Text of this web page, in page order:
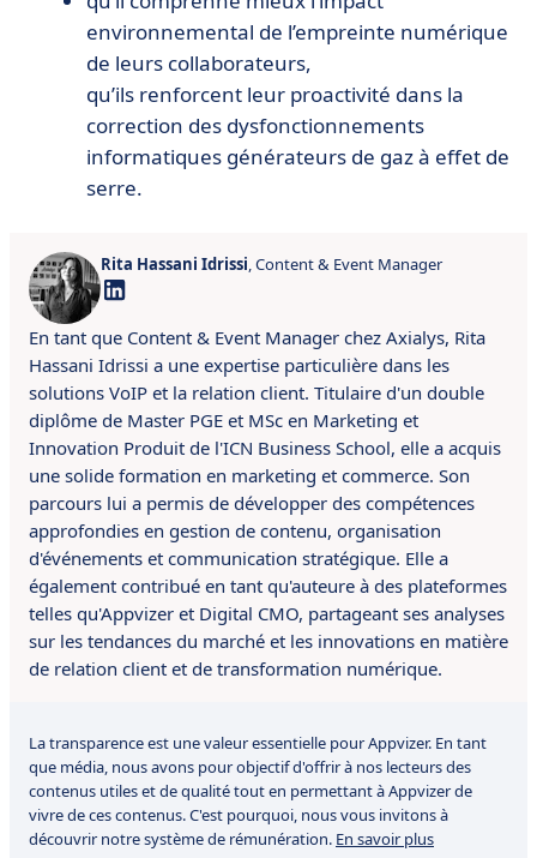
environnemental de l’empreinte numérique
de leurs collaborateurs,
qu’ils renforcent leur proactivité dans la
correction des dysfonctionnements
informatiques générateurs de gaz à effet de
serre.
Rita Hassani Idrissi, Content & Event Manager
En tant que Content & Event Manager chez Axialys, Rita
Hassani Idrissi a une expertise particulière dans les
solutions VoIP et la relation client. Titulaire d'un double
diplôme de Master PGE et MSc en Marketing et
Innovation Produit de l'ICN Business School, elle a acquis
une solide formation en marketing et commerce. Son
parcours lui a permis de développer des compétences
approfondies en gestion de contenu, organisation
d'événements et communication stratégique. Elle a
également contribué en tant qu'auteure à des plateformes
telles qu'Appvizer et Digital CMO, partageant ses analyses
sur les tendances du marché et les innovations en matière
de relation client et de transformation numérique.
La transparence est une valeur essentielle pour Appvizer. En tant
que média, nous avons pour objectif d'offrir à nos lecteurs des
contenus utiles et de qualité tout en permettant à Appvizer de
vivre de ces contenus. C'est pourquoi, nous vous invitons à
découvrir notre système de rémunération. En savoir plus